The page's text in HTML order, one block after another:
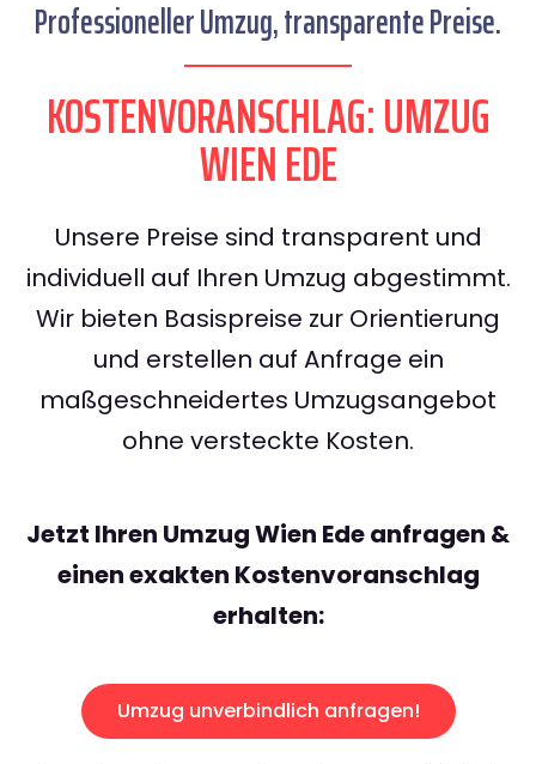
Professioneller Umzug, transparente Preise.
KOSTENVORANSCHLAG: UMZUG
WIEN EDE
Unsere Preise sind transparent und
individuell auf Ihren Umzug abgestimmt.
Wir bieten Basispreise zur Orientierung
und erstellen auf Anfrage ein
maßgeschneidertes Umzugsangebot
ohne versteckte Kosten.
Jetzt Ihren Umzug Wien Ede anfragen &
einen exakten Kostenvoranschlag
erhalten:
Umzug unverbindlich anfragen!